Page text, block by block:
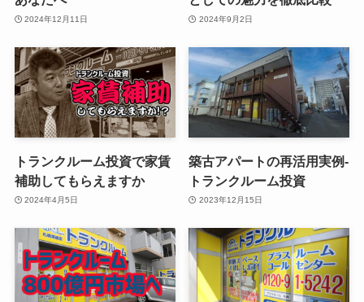
2024年12月11日 2024年9月2日
トランクルーム投資で家賃
補助してもらえますか
2024年4月5日
築古アパートの再活用実例-
トランクルーム投資
2023年12月15日